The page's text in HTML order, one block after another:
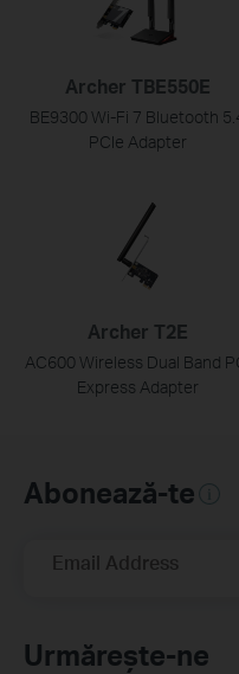
Archer TBE550E
BE9300 Wi-Fi 7 Bluetooth
PCIe Adapter
Archer T2E
AC600 Wireless Dual Band
Express Adapter
Abonează-te
Email Address
Urmărește-ne